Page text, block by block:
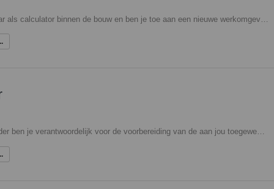
In de functie van werkvoorbereider ben je verantwoordelijk voor de voorbereiding van de aan jou toegewezen projecten. Je coördineert en controleert daarbij tekeningen van de architect, constructeur, leveranciers en onderaannemers. Daarnaast neem je deel aan bouwvergaderingen en werkbesprekingen. In je dagelijks werk, heb je nauw contact met de inkoop en uitvoering, om zo de gestelde doelen te halen. Tevens draag je zorg voor de complete voorbereiding van het project en bewaak je de kosten.